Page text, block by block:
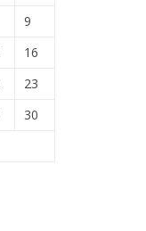
9
16
23
30